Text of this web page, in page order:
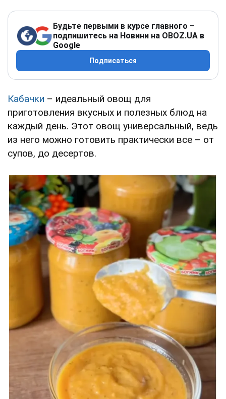
Будьте первыми в курсе главного –
подпишитесь на Новини на OBOZ.UA в
Google
Подписаться
Кабачки – идеальный овощ для
приготовления вкусных и полезных блюд на
каждый день. Этот овощ универсальный, ведь
из него можно готовить практически все – от
супов, до десертов.